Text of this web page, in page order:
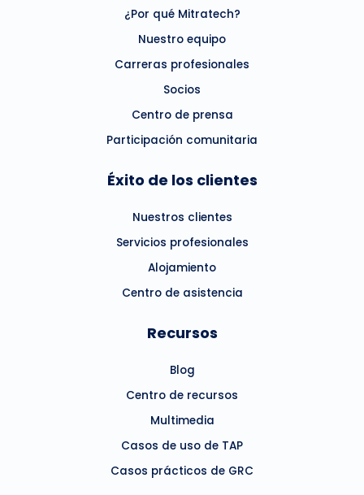
¿Por qué Mitratech?
Nuestro equipo
Carreras profesionales
Socios
Centro de prensa
Participación comunitaria
Éxito de los clientes
Nuestros clientes
Servicios profesionales
Alojamiento
Centro de asistencia
Recursos
Blog
Centro de recursos
Multimedia
Casos de uso de TAP
Casos prácticos de GRC